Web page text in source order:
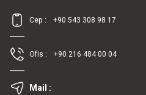
Cep : +90 543 308 98 17
Ofis : +90 216 484 00 04
Mail :